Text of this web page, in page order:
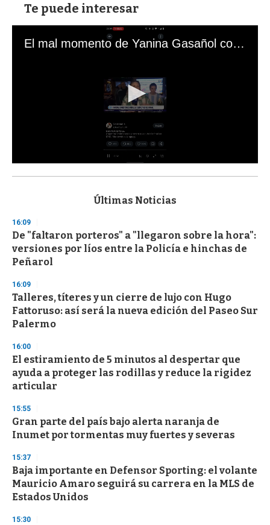
Te puede interesar
El mal momento de Yanina Gasañol con un hincha argentino en "Subrayado"
s
d
s
o
f
3
s
e
c
o
n
Últimas Noticias
16:09
De "faltaron porteros" a "llegaron sobre la hora":
versiones por líos entre la Policía e hinchas de
Peñarol
16:09
Talleres, títeres y un cierre de lujo con Hugo
Fattoruso: así será la nueva edición del Paseo Sur
Palermo
16:00
El estiramiento de 5 minutos al despertar que
ayuda a proteger las rodillas y reduce la rigidez
articular
15:55
Gran parte del país bajo alerta naranja de
Inumet por tormentas muy fuertes y severas
15:37
Baja importante en Defensor Sporting: el volante
Mauricio Amaro seguirá su carrera en la MLS de
Estados Unidos
15:30